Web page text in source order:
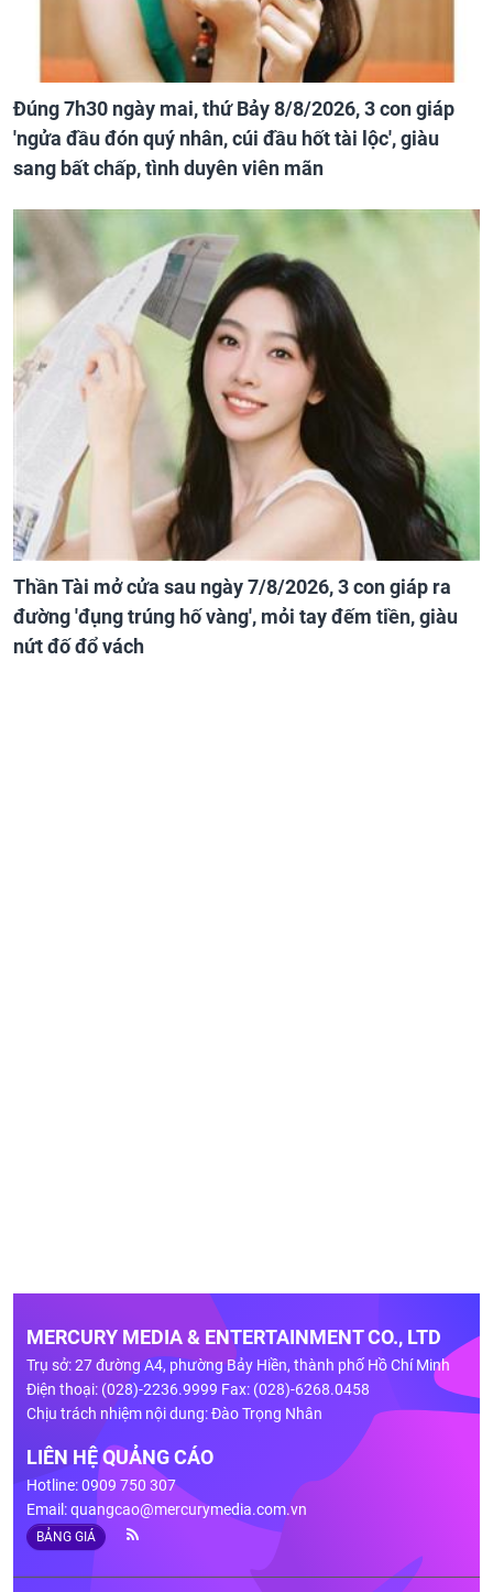
Đúng 7h30 ngày mai, thứ Bảy 8/8/2026, 3 con giáp
'ngửa đầu đón quý nhân, cúi đầu hốt tài lộc', giàu
sang bất chấp, tình duyên viên mãn
Thần Tài mở cửa sau ngày 7/8/2026, 3 con giáp ra
đường 'đụng trúng hố vàng', mỏi tay đếm tiền, giàu
nứt đố đổ vách
MERCURY MEDIA & ENTERTAINMENT CO., LTD
Trụ sở: 27 đường A4, phường Bảy Hiền, thành phố Hồ Chí Minh
Điện thoại: (028)-2236.9999 Fax: (028)-6268.0458
Chịu trách nhiệm nội dung: Đào Trọng Nhân
LIÊN HỆ QUẢNG CÁO
Hotline: 0909 750 307
Email:quangcao@mercurymedia.com.vn
BẢNG GIÁ